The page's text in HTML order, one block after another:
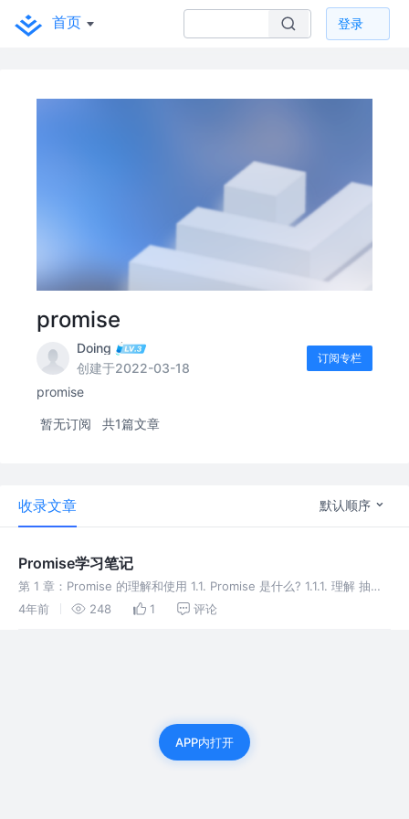
首页 登录
promise
Doing
创建于2022-03-18
订阅专栏
promise
暂无订阅 共1篇文章
收录文章 默认顺序
Promise学习笔记
第 1 章：Promise 的理解和使用 1.1. Promise 是什么? 1.1.1. 理解 抽象
表达: Promise 是一门新的技术(ES6 规范) Promise 是 JS 中进行异步
4年前 248 1 评论
APP内打开